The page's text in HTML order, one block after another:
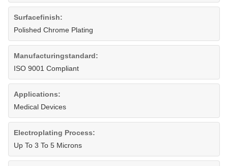
Surfacefinish:
Polished Chrome Plating
Manufacturingstandard:
ISO 9001 Compliant
Applications:
Medical Devices
Electroplating Process:
Up To 3 To 5 Microns